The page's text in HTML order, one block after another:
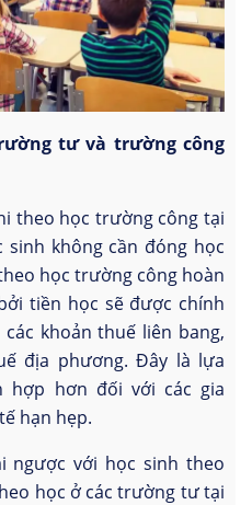
tư và trường công
theo học trường công tại
sinh không cần đóng học
học trường công hoàn
tiền học sẽ được chính
khoản thuế liên bang,
địa phương. Đây là lựa
hợp hơn đối với các gia
hạn hẹp.
ngược với học sinh theo
học ở các trường tư tại